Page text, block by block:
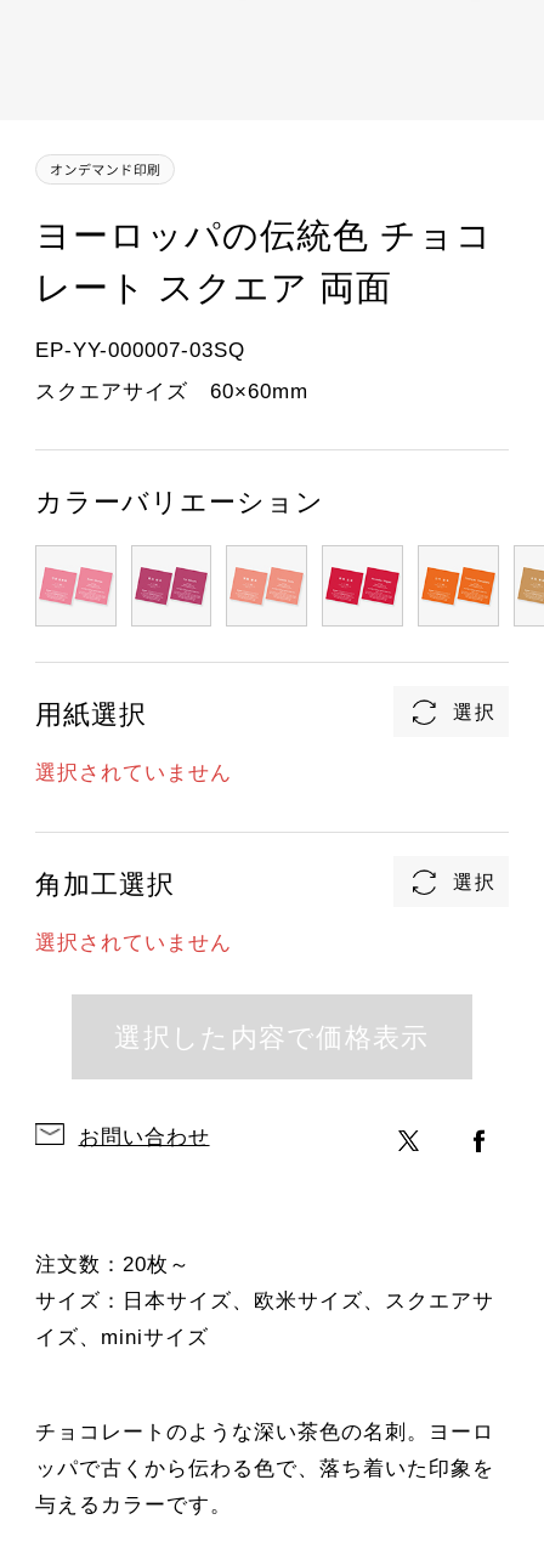
ヨーロッパの伝統色 チョコ
レート スクエア 両面
EP-YY-000007-03SQ
スクエアサイズ 60×60mm
カラーバリエーション
用紙選択
選択されていません
角加工選択
選択されていません
お問い合わせ
注文数：20枚～
サイズ：日本サイズ、欧米サイズ、スクエアサ
イズ、miniサイズ
チョコレートのような深い茶色の名刺。ヨーロ
ッパで古くから伝わる色で、落ち着いた印象を
与えるカラーです。